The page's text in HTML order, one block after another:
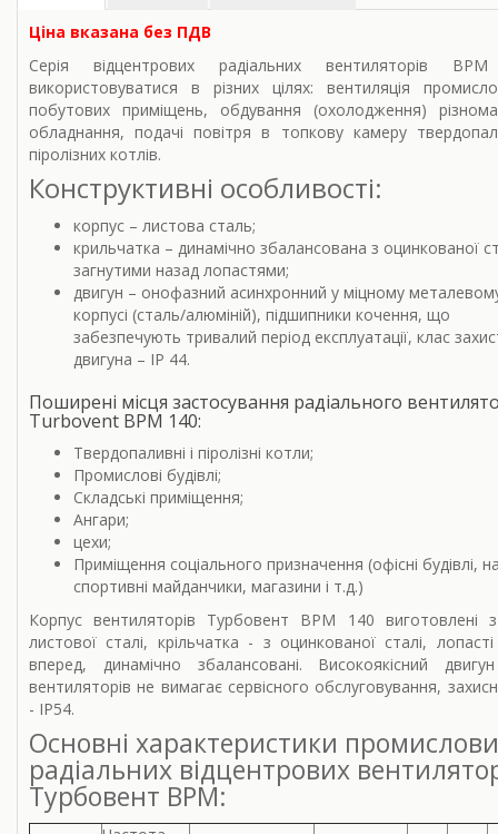
Ціна вказана без ПДВ
Серія відцентрових радіальних вентиляторів
використовуватися в різних цілях: вентиляція
побутових приміщень, обдування (охолодження)
обладнання, подачі повітря в топкову камеру
піролізних котлів.
Конструктивні особливості:
корпус – листова сталь;
крильчатка – динамічно збалансована з оцинкованої
загнутими назад лопастями;
двигун – онофазний асинхронний у міцному
корпусі (сталь/алюміній), підшипники кочення, що
забезпечують тривалий період експлуатації, клас
двигуна – IP 44.
Поширені місця застосування радіального
Turbovent ВРМ 140:
Твердопаливні і піролізні котли;
Промислові будівлі;
Складські приміщення;
Ангари;
цехи;
Приміщення соціального призначення (офісні будівлі,
спортивні майданчики, магазини і т.д.)
Корпус вентиляторів Турбовент ВРМ 140 виготовлені з
листової сталі, крільчатка - з оцинкованої сталі, лопасті
вперед, динамічно збалансовані. Високоякісний
вентиляторів не вимагає сервісного обслуговування,
- IP54.
Основні характеристики
радіальних відцентрових
Турбовент ВРМ: